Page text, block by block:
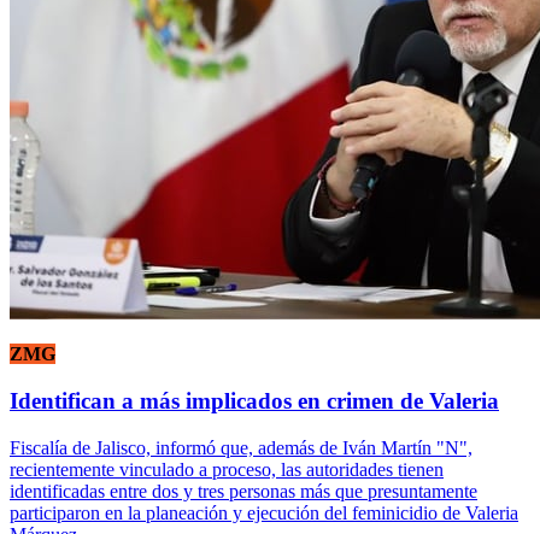
ZMG
Identifican a más implicados en crimen de Valeria
Fiscalía de Jalisco, informó que, además de Iván Martín "N",
recientemente vinculado a proceso, las autoridades tienen
identificadas entre dos y tres personas más que presuntamente
participaron en la planeación y ejecución del feminicidio de Valeria